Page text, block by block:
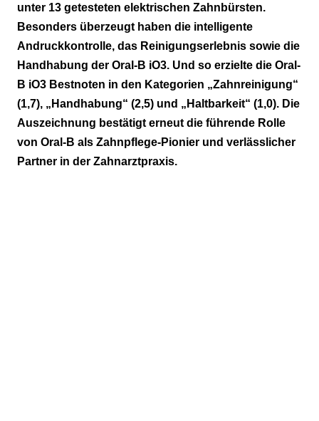
unter 13 getesteten elektrischen Zahnbürsten.
Besonders überzeugt haben die intelligente
Andruckkontrolle, das Reinigungserlebnis sowie die
Handhabung der Oral-B iO3. Und so erzielte die Oral-
B iO3 Bestnoten in den Kategorien „Zahnreinigung“
(1,7), „Handhabung“ (2,5) und „Haltbarkeit“ (1,0). Die
Auszeichnung bestätigt erneut die führende Rolle
von Oral-B als Zahnpflege-Pionier und verlässlicher
Partner in der Zahnarztpraxis.